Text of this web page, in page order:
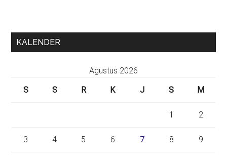
KALENDER
Agustus 2026
S
S R K J S M
1 2
3 4 5 6 7 8 9